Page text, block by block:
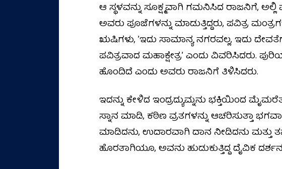
ಆ ಸ್ಥಳವನ್ನು ಸೂಕ್ಷ್ಮವಾಗಿ ಗಮನಿಸಿದ ರಾಜನಿಗೆ,
ಅವರು ಪೂಜೆಗಳನ್ನು ಮಾಡುತ್ತಿದ್ದರು, ಪವಿತ್ರ
ಋಷಿಗಳು, ʼಇದು ಸಾಮಾನ್ಯ ನಗರವಲ್ಲ, ಇದು
ಪವಿತ್ರವಾದ ಮಹಾಕ್ಷೇತ್ರʼ ಎಂದು ವಿವರಿಸಿದರು.
ಹೊಂದಿದೆ ಎಂದು ಅವರು ರಾಜನಿಗೆ ತಿಳಿಸಿದರು.
ಇದನ್ನು ಕೇಳಿದ ಇಂದ್ರದ್ಯುಮ್ನನು ಭಕ್ತಿಯಿಂದ
ಸ್ನಾನ ಮಾಡಿ, ಕಠಿಣ ವ್ರತಗಳನ್ನು ಆಚರಿಸುತ್ತಾ
ಮಾಡಿದನು, ಉದಾರವಾಗಿ ದಾನ ನೀಡಿದನು ಮತ್ತು
ಹೊರತಾಗಿಯೂ, ಅವನು ಹುಡುಕುತ್ತಿದ್ದ ದೈವಿಕ